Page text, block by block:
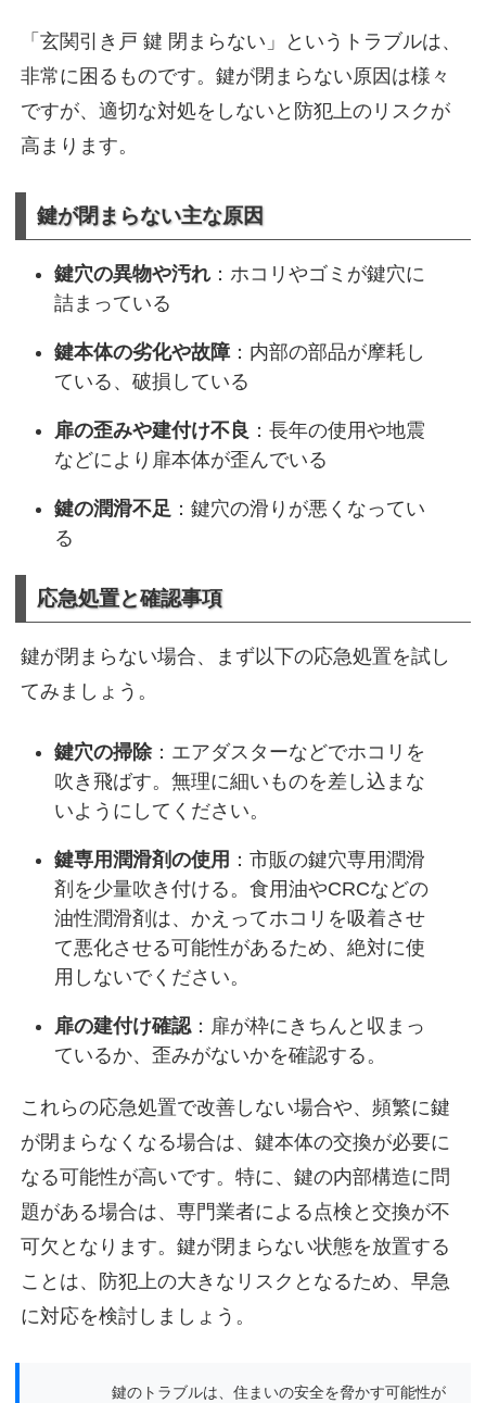
「玄関引き戸 鍵 閉まらない」というトラブルは、
非常に困るものです。鍵が閉まらない原因は様々
ですが、適切な対処をしないと防犯上のリスクが
高まります。
鍵が閉まらない主な原因
鍵穴の異物や汚れ ：ホコリやゴミが鍵穴に
詰まっている
鍵本体の劣化や故障：内部の部品が摩耗し
ている、破損している
扉の歪みや建付け不良 ：長年の使用や地震
などにより扉本体が歪んでいる
鍵の潤滑不足 ：鍵穴の滑りが悪くなってい
る
応急処置と確認事項
鍵が閉まらない場合、まず以下の応急処置を試し
てみましょう。
鍵穴の掃除：エアダスターなどでホコリを
吹き飛ばす。無理に細いものを差し込まな
いようにしてください。
鍵専用潤滑剤の使用 ：市販の鍵穴専用潤滑
剤を少量吹き付ける。食用油やCRCなどの
油性潤滑剤は、かえってホコリを吸着させ
て悪化させる可能性があるため、絶対に使
用しないでください。
扉の建付け確認：扉が枠にきちんと収まっ
ているか、歪みがないかを確認する。
これらの応急処置で改善しない場合や、頻繁に鍵
が閉まらなくなる場合は、鍵本体の交換が必要に
なる可能性が高いです。特に、鍵の内部構造に問
題がある場合は、専門業者による点検と交換が不
可欠となります。鍵が閉まらない状態を放置する
ことは、防犯上の大きなリスクとなるため、早急
に対応を検討しましょう。
鍵のトラブルは、住まいの安全を脅かす可能性が